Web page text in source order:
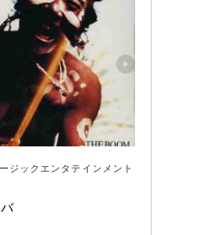
ジックエンタテインメント